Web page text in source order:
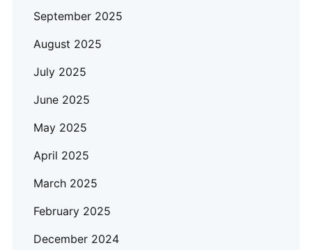
September 2025
August 2025
July 2025
June 2025
May 2025
April 2025
March 2025
February 2025
December 2024